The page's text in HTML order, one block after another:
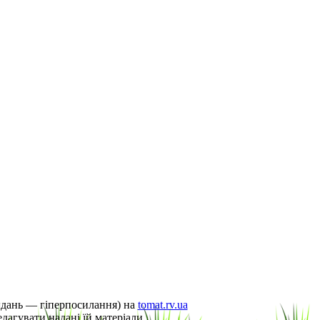
— гіперпосилання) на tomat.rv.ua
надані їй матеріали.